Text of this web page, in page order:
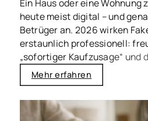
Ein Haus oder eine Wohnung
heute meist digital – und
Betrüger an. 2026 wirken
erstaunlich professionell:
„sofortiger Kaufzusage“ und
schnellen Unterlagen. Wer
persönliche Daten teilt, riskiert
Identitätsmissbrauch,
Umwege. Mit den folgenden
Mehr erfahren